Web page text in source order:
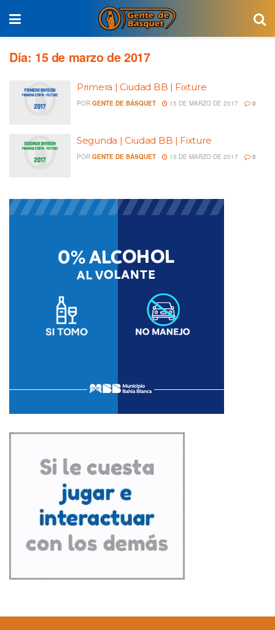
Día: 15 de marzo de 2017
Primera | Ciudad BB | Fixture
POR GENTE DE BÁSQUET 15 DE MARZO DE 2017 0
Segunda | Ciudad BB | Fixture
POR GENTE DE BÁSQUET 15 DE MARZO DE 2017 0